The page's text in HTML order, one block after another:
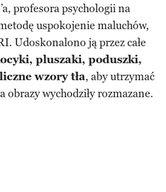
profesora psychologii na
uspokojenie maluchów,
Udoskonalono ją przez całe
pluszaki, poduszki,
wzory tła, aby utrzymać
obrazy wychodziły rozmazane.